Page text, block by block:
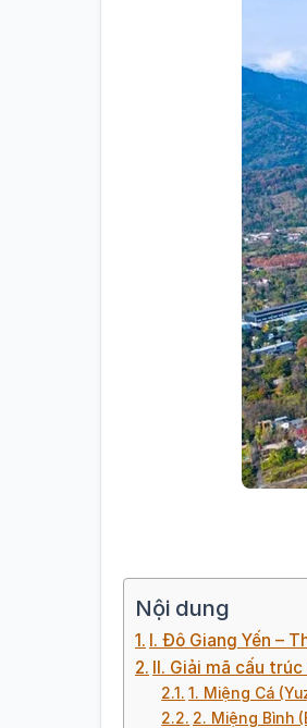
Nội dung
I. Đô Giang Yến –
II. Giải mã cấu
1. Miệng Cá
2. Miệng Bình